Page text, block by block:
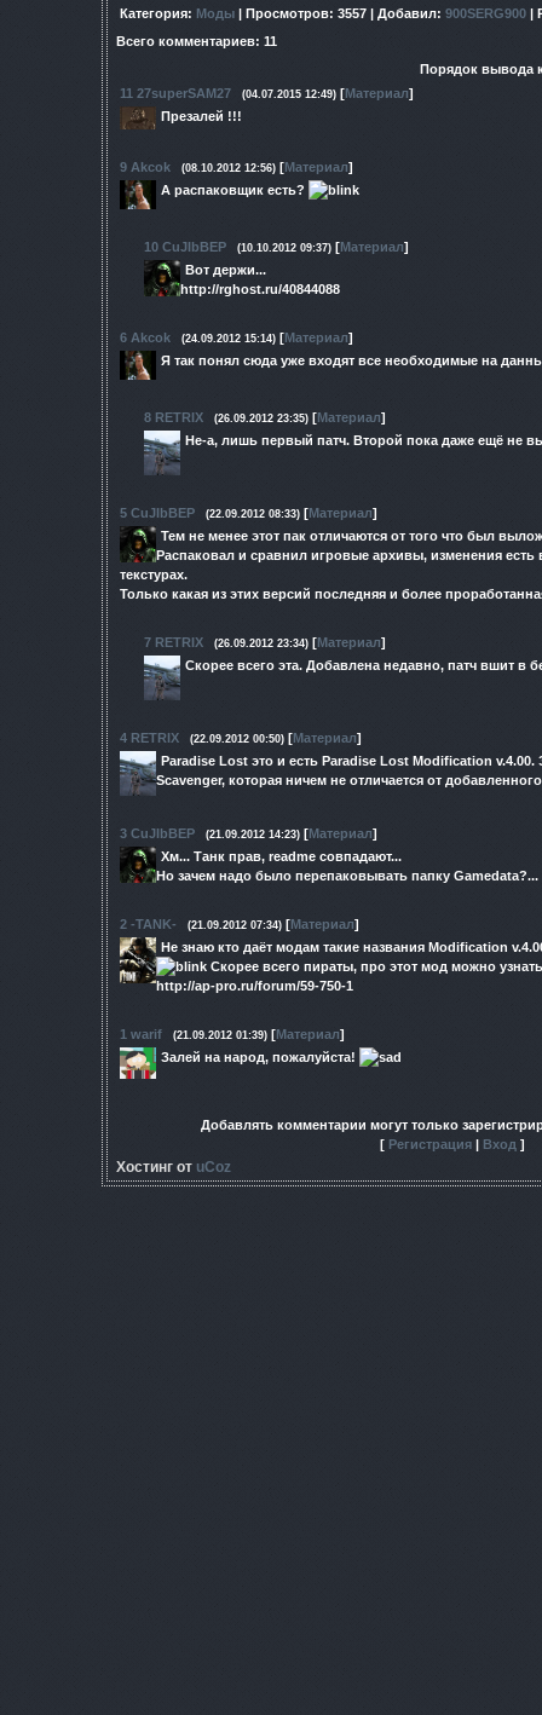
Категория: Моды | Просмотров: 3557 | Добавил: 900SERG900 |
Всего комментариев: 11
Порядок вывода
11 27superSAM27 (04.07.2015 12:49) [Материал]
Презалей !!!
9 Akcok (08.10.2012 12:56) [Материал]
А распаковщик есть?
10 CuJIbBEP (10.10.2012 09:37) [Материал]
Вот держи...
http://rghost.ru/40844088
6 Akcok (24.09.2012 15:14) [Материал]
Я так понял сюда уже входят все необходимые на
8 RETRIX (26.09.2012 23:35) [Материал]
Не-а, лишь первый патч. Второй пока даже ещё не
5 CuJIbBEP (22.09.2012 08:33) [Материал]
Тем не менее этот пак отличаются от того что был
Распаковал и сравнил игровые архивы, изменения есть
текстурах.
Только какая из этих версий последняя и более
7 RETRIX (26.09.2012 23:34) [Материал]
Скорее всего эта. Добавлена недавно, патч вшит в
4 RETRIX (22.09.2012 00:50) [Материал]
Paradise Lost это и есть Paradise Lost Modification
Scavenger, которая ничем не отличается от
3 CuJIbBEP (21.09.2012 14:23) [Материал]
Хм... Танк прав, readme совпадают...
Но зачем надо было перепаковывать папку Gamedata?...
2 -TANK- (21.09.2012 07:34) [Материал]
Не знаю кто даёт модам такие названия Modification
Скорее всего пираты, про этот мод можно
http://ap-pro.ru/forum/59-750-1
1 warif (21.09.2012 01:39) [Материал]
Залей на народ, пожалуйста!
Добавлять комментарии могут только
[ Регистрация | Вход ]
Хостинг от uCoz